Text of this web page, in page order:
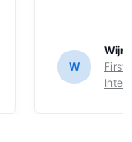
W
First